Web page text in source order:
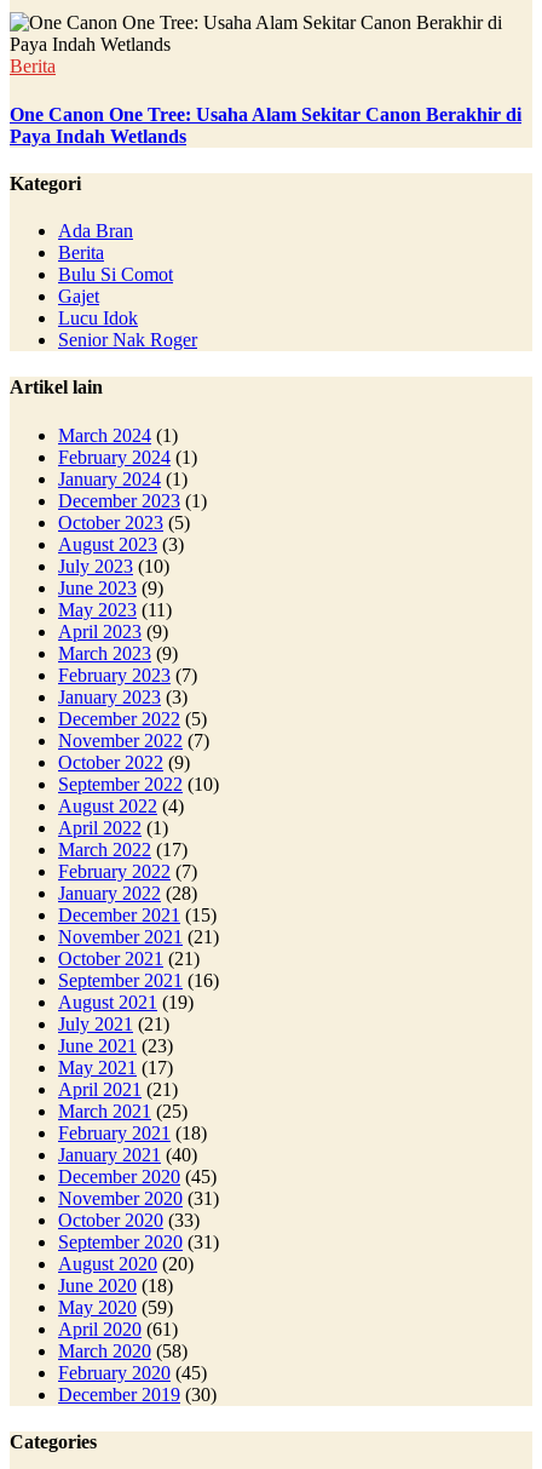
Berita
One Canon One Tree: Usaha Alam Sekitar Canon Berakhir di
Paya Indah Wetlands
Kategori
Ada Bran
Berita
Bulu Si Comot
Gajet
Lucu Idok
Senior Nak Roger
Artikel lain
March 2024 (1)
February 2024 (1)
January 2024 (1)
December 2023 (1)
October 2023 (5)
August 2023 (3)
July 2023 (10)
June 2023 (9)
May 2023 (11)
April 2023 (9)
March 2023 (9)
February 2023 (7)
January 2023 (3)
December 2022 (5)
November 2022 (7)
October 2022 (9)
September 2022 (10)
August 2022 (4)
April 2022 (1)
March 2022 (17)
February 2022 (7)
January 2022 (28)
December 2021 (15)
November 2021 (21)
October 2021 (21)
September 2021 (16)
August 2021 (19)
July 2021 (21)
June 2021 (23)
May 2021 (17)
April 2021 (21)
March 2021 (25)
February 2021 (18)
January 2021 (40)
December 2020 (45)
November 2020 (31)
October 2020 (33)
September 2020 (31)
August 2020 (20)
June 2020 (18)
May 2020 (59)
April 2020 (61)
March 2020 (58)
February 2020 (45)
December 2019 (30)
Categories